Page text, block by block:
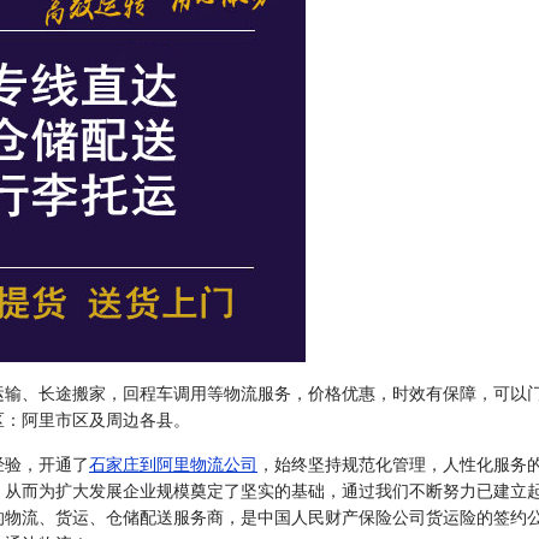
、长途搬家，回程车调用等物流服务，价格优惠，时效有保障，可以
阿里市区及周边各县。
，开通了石家庄到阿里物流公司 ，始终坚持规范化管理，人性化服务
而为扩大发展企业规模奠定了坚实的基础，通过我们不断努力已建立
流、货运、仓储配送服务商，是中国人民财产保险公司货运险的签约